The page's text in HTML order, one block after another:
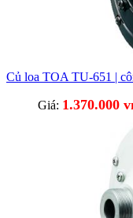
Củ loa TOA TU-651 |
Giá: 1.370.000